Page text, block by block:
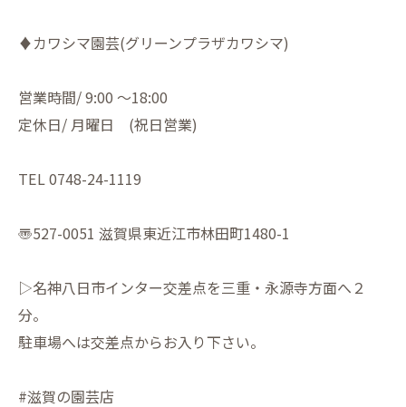
♦︎カワシマ園芸(グリーンプラザカワシマ)
営業時間/ 9:00 〜18:00
定休日/ 月曜日 (祝日営業)
TEL 0748-24-1119
〠527-0051 滋賀県東近江市林田町1480-1
▷名神八日市インター交差点を三重・永源寺方面へ２
分。
駐車場へは交差点からお入り下さい。
#滋賀の園芸店